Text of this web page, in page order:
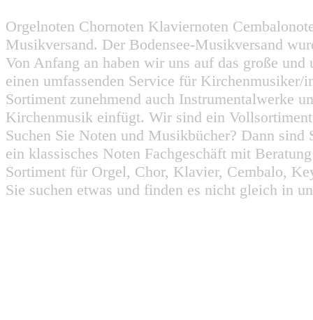
Orgelnoten Chornoten Klaviernoten
Musikversand. Der Bodensee-Musikversand
Von Anfang an haben wir uns auf das große
einen umfassenden Service für
Sortiment zunehmend auch Instrumentalwerke
Kirchenmusik einfügt. Wir sind ein
Suchen Sie Noten und Musikbücher? Dann
ein klassisches Noten Fachgeschäft mit
Sortiment für Orgel, Chor, Klavier, Cembalo,
Sie suchen etwas und finden es nicht gleich in